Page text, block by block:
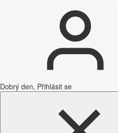
Dobrý den, Přihlásit se